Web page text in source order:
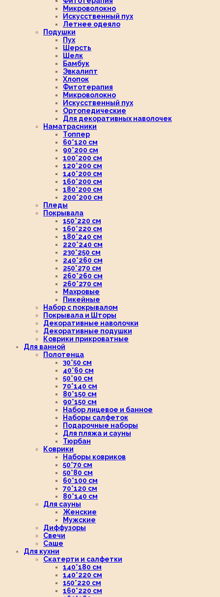
Микроволокно
Искусственный пух
Летнее одеяло
Подушки
Пух
Шерсть
Шелк
Бамбук
Эвкалипт
Хлопок
Фитотерапия
Микроволокно
Искусственный пух
Ортопедические
Для декоративных наволочек
Наматрасники
Топпер
60*120 см
90*200 см
100*200 см
120*200 см
140*200 см
160*200 см
180*200 см
200*200 см
Пледы
Покрывала
150*220 см
160*220 см
180*240 см
220*240 см
230*250 см
240*260 см
250*270 см
260*260 см
260*270 см
Махровые
Пикейные
Набор с покрывалом
Покрывала и Шторы
Декоративные наволочки
Декоративные подушки
Коврики прикроватные
Для ванной
Полотенца
30*50 см
40*60 см
50*90 см
70*140 см
80*150 см
90*150 см
Набор лицевое и банное
Наборы салфеток
Подарочные наборы
Для пляжа и сауны
Тюрбан
Коврики
Наборы ковриков
50*70 см
50*80 см
60*100 см
70*120 см
80*140 см
Для сауны
Женские
Мужские
Диффузоры
Свечи
Саше
Для кухни
Скатерти и салфетки
140*180 см
140*220 см
150*220 см
160*220 см